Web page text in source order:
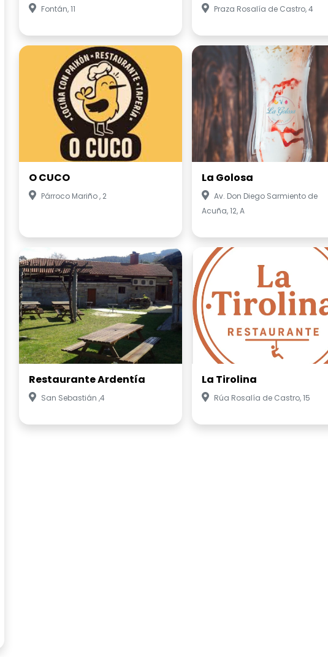
Fontán, 11 Praza Rosalía de Castro, 4
O CUCO
Párroco Mariño , 2
La Golosa
Av. Don Diego Sarmiento de
Acuña, 12, A
Restaurante Ardentía
San Sebastián ,4
La Tirolina
Rúa Rosalía de Castro, 15